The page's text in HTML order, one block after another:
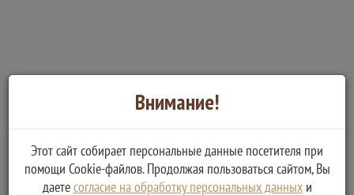
Внимание!
Этот сайт собирает персональные данные посетителя при
помощи Cookie-файлов. Продолжая пользоваться сайтом, Вы
даетесогласие на обработку персональных данныхи